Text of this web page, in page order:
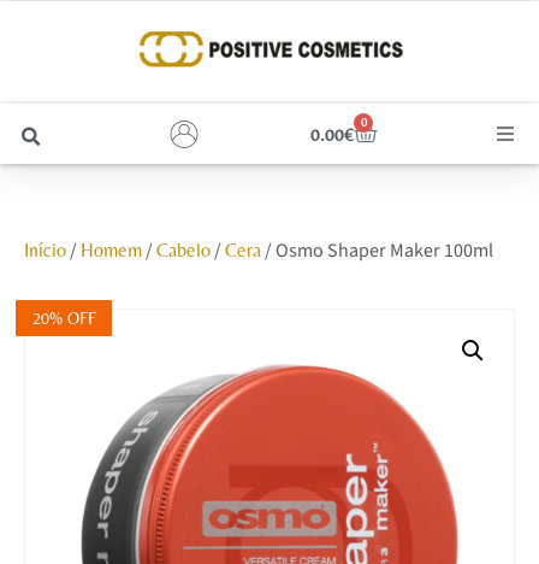
0.00€
0
Unhas
Homem
Corpo e Estética
Maquilhagem
Início/ Homem/ Cabelo/ Cera/ Osmo Shaper Maker 100ml
20% OFF